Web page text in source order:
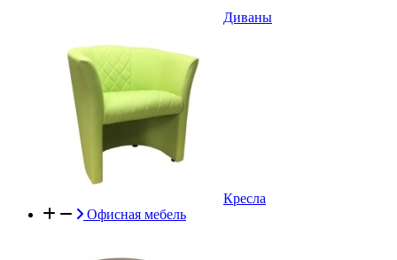
Диваны
Кресла
Офисная мебель